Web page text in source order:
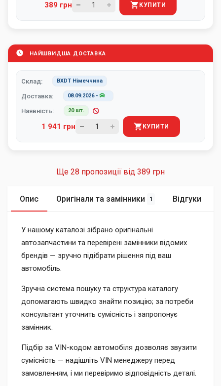
389 грн КУПИТИ
НАЙШВИДША ДОСТАВКА
Склад: BXDT Німеччина
Доставка: 08.09.2026-
Наявність: 20 шт.
1 941 грн КУПИТИ
Ще 28 пропозиції від 389 грн
Опис Оригінали та замінники 1 Відгуки
У нашому каталозі зібрано оригінальні
автозапчастини та перевірені замінники відомих
брендів — зручно підібрати рішення під ваш
автомобіль.
Зручна система пошуку та структура каталогу
допомагають швидко знайти позицію; за потреби
консультант уточнить сумісність і запропонує
замінник.
Підбір за VIN-кодом автомобіля дозволяє звузити
сумісність — надішліть VIN менеджеру перед
замовленням, і ми перевіримо відповідність деталі.